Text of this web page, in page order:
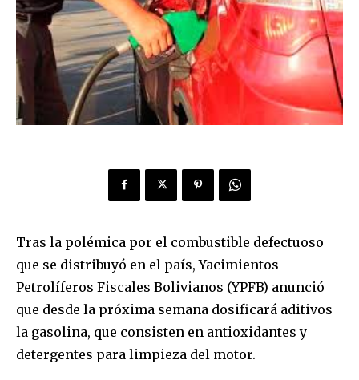
Tras la polémica por el combustible defectuoso
que se distribuyó en el país, Yacimientos
Petrolíferos Fiscales Bolivianos (YPFB) anunció
que desde la próxima semana dosificará aditivos
la gasolina, que consisten en antioxidantes y
detergentes para limpieza del motor.